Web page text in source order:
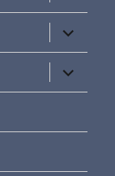
öffnen
öffnen
öffnen